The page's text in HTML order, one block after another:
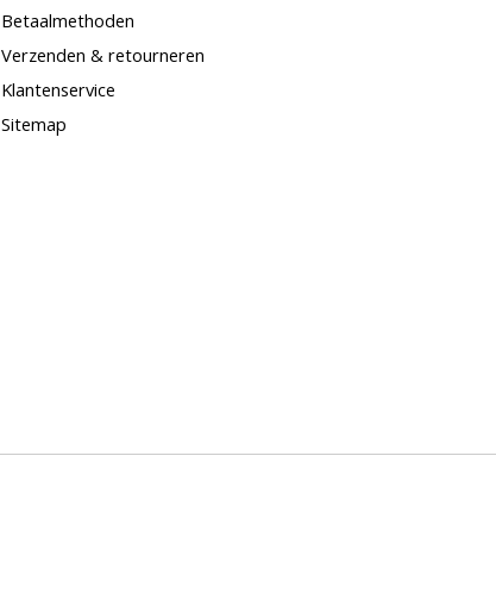
Betaalmethoden
Verzenden & retourneren
Klantenservice
Sitemap